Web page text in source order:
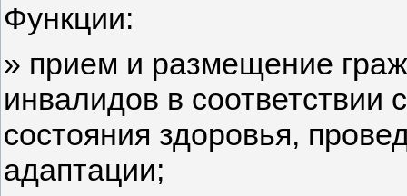
Функции:
» прием и размещение
инвалидов в
состояния здоровья,
адаптации;